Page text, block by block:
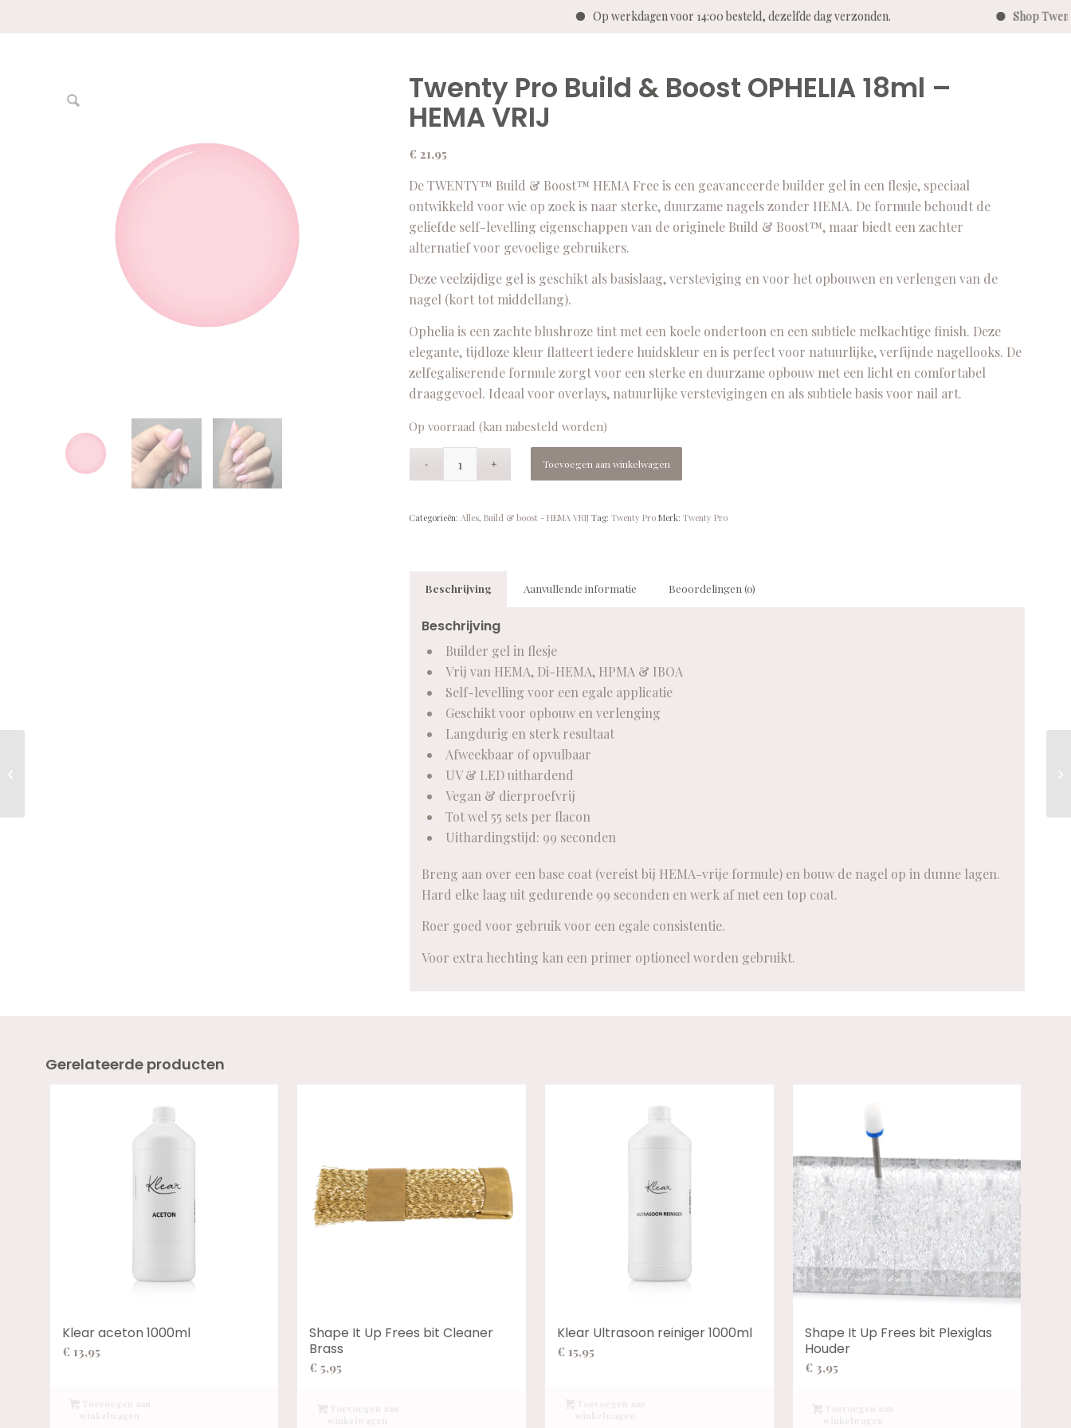
Op werkdagen voor 14:00 besteld, dezelfde dag verzonden. Shop
Twenty Pro Build & Boost OPHELIA 18ml –
HEMA VRIJ
€ 21,95
De TWENTY™ Build & Boost™ HEMA Free is een geavanceerde builder gel in een flesje, speciaal
ontwikkeld voor wie op zoek is naar sterke, duurzame nagels zonder HEMA. De formule behoudt de
geliefde self-levelling eigenschappen van de originele Build & Boost™, maar biedt een zachter
alternatief voor gevoelige gebruikers.
Deze veelzijdige gel is geschikt als basislaag, versteviging en voor het opbouwen en verlengen van de
nagel (kort tot middellang).
Ophelia is een zachte blushroze tint met een koele ondertoon en een subtiele melkachtige finish. Deze
elegante, tijdloze kleur flatteert iedere huidskleur en is perfect voor natuurlijke, verfijnde nagellooks. De
zelfegaliserende formule zorgt voor een sterke en duurzame opbouw met een licht en comfortabel
draaggevoel. Ideaal voor overlays, natuurlijke verstevigingen en als subtiele basis voor nail art.
Op voorraad (kan nabesteld worden)
Toevoegen aan winkelwagen
Categorieën: Alles, Build & boost - HEMA VRIJ Tag: Twenty Pro Merk: Twenty Pro
Beschrijving Aanvullende informatie Beoordelingen (0)
Beschrijving
Builder gel in flesje
Vrij van HEMA, Di-HEMA, HPMA & IBOA
Self-levelling voor een egale applicatie
Geschikt voor opbouw en verlenging
Langdurig en sterk resultaat
Afweekbaar of opvulbaar
UV & LED uithardend
Vegan & dierproefvrij
Tot wel 55 sets per flacon
Uithardingstijd: 99 seconden
Breng aan over een base coat (vereist bij HEMA-vrije formule) en bouw de nagel op in dunne lagen.
Hard elke laag uit gedurende 99 seconden en werk af met een top coat.
Roer goed voor gebruik voor een egale consistentie.
Voor extra hechting kan een primer optioneel worden gebruikt.
Gerelateerde producten
Klear aceton 1000ml
€ 13,95
Shape It Up Frees bit Cleaner
Brass
€ 5,95
Klear Ultrasoon reiniger 1000ml
€ 15,95
Shape It Up Frees bit Plexiglas
Houder
€ 3,95